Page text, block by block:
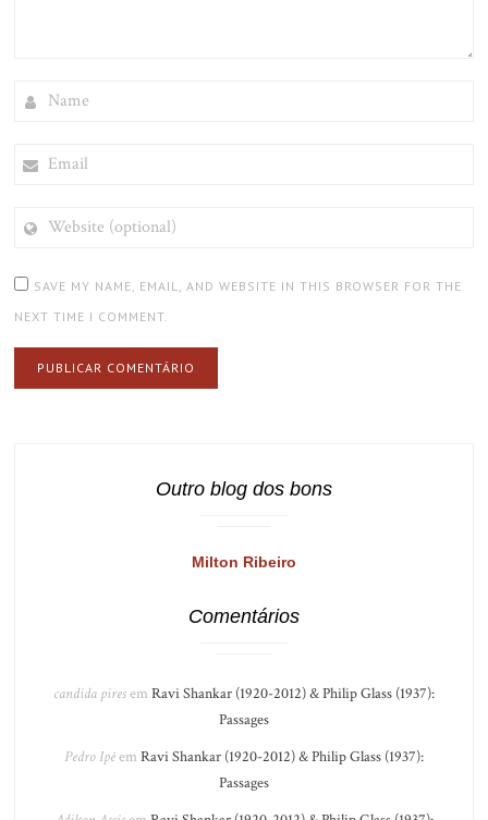
(OPTIONAL)
SAVE MY NAME, EMAIL, AND WEBSITE IN THIS BROWSER FOR THE
NEXT TIME I COMMENT.
Outro blog dos bons
Milton Ribeiro
Comentários
candida piresem Ravi Shankar (1920-2012) & Philip Glass (1937):
Passages
Pedro Ipêem Ravi Shankar (1920-2012) & Philip Glass (1937):
Passages